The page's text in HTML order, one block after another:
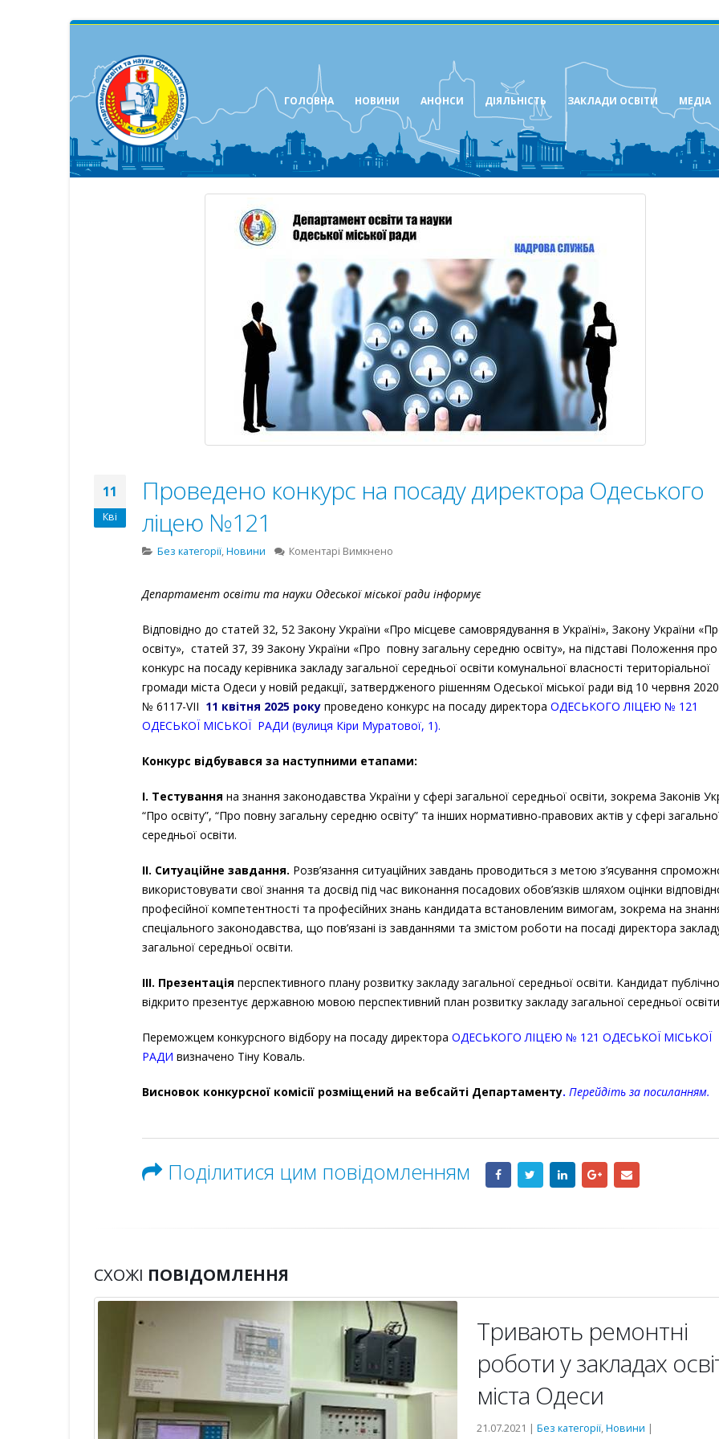
ГОЛОВНА НОВИНИ АНОНСИ ДІЯЛЬНІСТЬ ЗАКЛАДИ ОСВІТИ МЕДІА
11
Кві
Проведено конкурс на посаду директора Одеського
ліцею №121
Без категорії,Новини Коментарі Вимкнено
на
директора
Одеського
ліцею
№121
Департамент освіти та науки Одеської міської ради інформує
Відповідно до статей 32, 52 Закону України «Про місцеве самоврядування в Україні», Закону України
освіту», статей 37, 39 Закону України «Про повну загальну середню освіту», на підставі Положення про
конкурс на посаду керівника закладу загальної середньої освіти комунальної власності територіальної
громади міста Одеси у новій редакції, затвердженого рішенням Одеської міської ради від 10 червня
№ 6117-VII 11 квітня 2025 року проведено конкурс на посаду директора ОДЕСЬКОГО ЛІЦЕЮ № 121
ОДЕСЬКОЇ МІСЬКОЇ РАДИ (вулиця Кіри Муратової, 1).
Конкурс відбувався за наступними етапами:
І. Тестування на знання законодавства України у сфері загальної середньої освіти, зокрема Законів
“Про освіту”, “Про повну загальну середню освіту” та інших нормативно-правових актів у сфері
середньої освіти.
ІІ. Ситуаційне завдання. Розв’язання ситуаційних завдань проводиться з метою з’ясування
використовувати свої знання та досвід під час виконання посадових обов’язків шляхом оцінки
професійної компетентності та професійних знань кандидата встановленим вимогам, зокрема на
спеціального законодавства, що пов’язані із завданнями та змістом роботи на посаді директора
загальної середньої освіти.
ІІІ. Презентація перспективного плану розвитку закладу загальної середньої освіти. Кандидат
відкрито презентує державною мовою перспективний план розвитку закладу загальної середньої
Переможцем конкурсного відбору на посаду директора ОДЕСЬКОГО ЛІЦЕЮ № 121 ОДЕСЬКОЇ МІСЬКОЇ
РАДИ визначено Тіну Коваль.
Висновок конкурсної комісії розміщений на вебсайті Департаменту. Перейдіть за посиланням.
Поділитися цим повідомленням
СХОЖІ ПОВІДОМЛЕННЯ
Тривають ремонтні
роботи у закладах
міста Одеси
21.07.2021 | Без категорії,Новини |